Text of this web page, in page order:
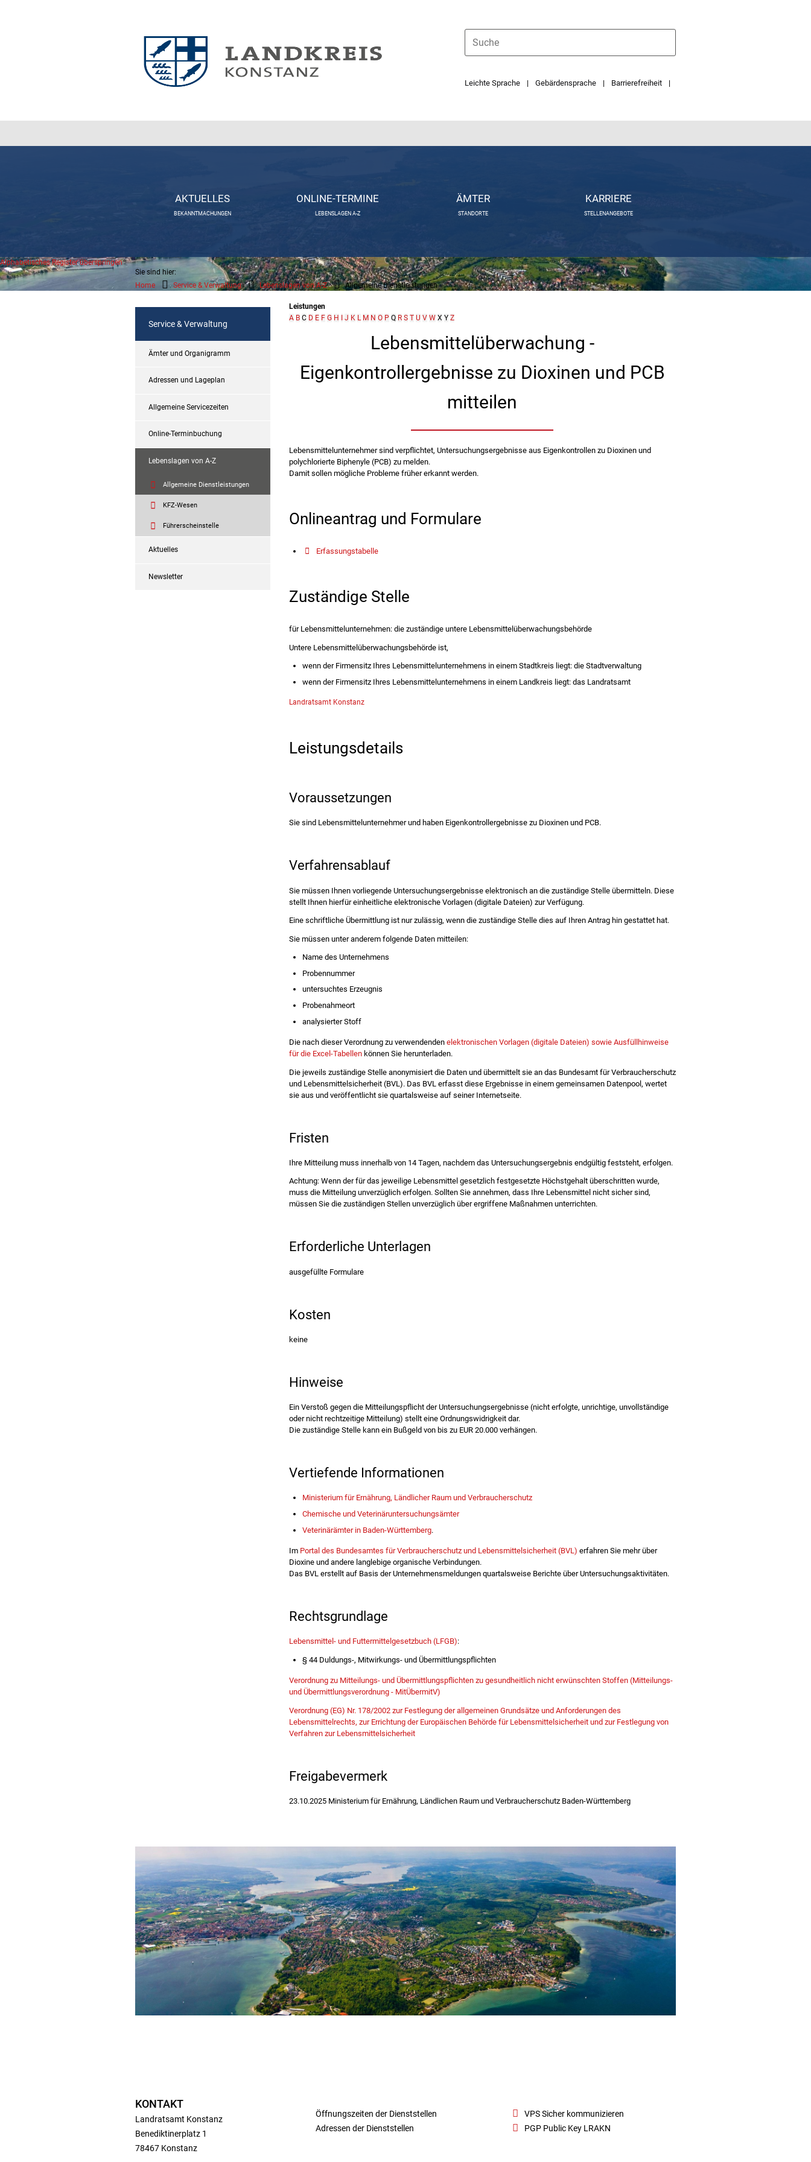
Leichte Sprache Gebärdensprache Barrierefreiheit
AKTUELLES
BEKANNTMACHUNGEN
ONLINE-TERMINE
LEBENSLAGEN A-Z
ÄMTER
STANDORTE
KARRIERE
STELLENANGEBOTE
Sie sind hier:
Home
Service & Verwaltung Lebenslagen von A-Z Allgemeine Dienstleistungen
Service & Verwaltung
Ämter und Organigramm
Adressen und Lageplan
Allgemeine Servicezeiten
Online-Terminbuchung
Lebenslagen von A-Z
Allgemeine Dienstleistungen
KFZ-Wesen
Führerscheinstelle
Aktuelles
Newsletter
Leistungen
Alphabetisches Register überspringen
A B C D E F G H I J K L M N O P Q R S T U V W X Y Z
Lebensmittelüberwachung -
Eigenkontrollergebnisse zu Dioxinen und PCB
mitteilen
Lebensmittelunternehmer sind verpflichtet, Untersuchungsergebnisse aus Eigenkontrollen zu Dioxinen und
polychlorierte Biphenyle (PCB) zu melden.
Damit sollen mögliche Probleme früher erkannt werden.
Onlineantrag und Formulare
Erfassungstabelle
Zuständige Stelle
für Lebensmittelunternehmen: die zuständige untere Lebensmittelüberwachungsbehörde
Untere Lebensmittelüberwachungsbehörde ist,
wenn der Firmensitz Ihres Lebensmittelunternehmens in einem Stadtkreis liegt: die Stadtverwaltung
wenn der Firmensitz Ihres Lebensmittelunternehmens in einem Landkreis liegt: das Landratsamt
Landratsamt Konstanz
Leistungsdetails
Voraussetzungen
Sie sind Lebensmittelunternehmer und haben Eigenkontrollergebnisse zu Dioxinen und PCB.
Verfahrensablauf
Sie müssen Ihnen vorliegende Untersuchungsergebnisse elektronisch an die zuständige Stelle übermitteln. Diese
stellt Ihnen hierfür einheitliche elektronische Vorlagen (digitale Dateien) zur Verfügung.
Eine schriftliche Übermittlung ist nur zulässig, wenn die zuständige Stelle dies auf Ihren Antrag hin gestattet hat.
Sie müssen unter anderem folgende Daten mitteilen:
Name des Unternehmens
Probennummer
untersuchtes Erzeugnis
Probenahmeort
analysierter Stoff
Die nach dieser Verordnung zu verwendenden elektronischen Vorlagen (digitale Dateien) sowie Ausfüllhinweise
für die Excel-Tabellenkönnen Sie herunterladen.
Die jeweils zuständige Stelle anonymisiert die Daten und übermittelt sie an das Bundesamt für Verbraucherschutz
und Lebensmittelsicherheit (BVL). Das BVL erfasst diese Ergebnisse in einem gemeinsamen Datenpool, wertet
sie aus und veröffentlicht sie quartalsweise auf seiner Internetseite.
Fristen
Ihre Mitteilung muss innerhalb von 14 Tagen, nachdem das Untersuchungsergebnis endgültig feststeht, erfolgen.
Achtung: Wenn der für das jeweilige Lebensmittel gesetzlich festgesetzte Höchstgehalt überschritten wurde,
muss die Mitteilung unverzüglich erfolgen. Sollten Sie annehmen, dass Ihre Lebensmittel nicht sicher sind,
müssen Sie die zuständigen Stellen unverzüglich über ergriffene Maßnahmen unterrichten.
Erforderliche Unterlagen
ausgefüllte Formulare
Kosten
keine
Hinweise
Ein Verstoß gegen die Mitteilungspflicht der Untersuchungsergebnisse (nicht erfolgte, unrichtige, unvollständige
oder nicht rechtzeitige Mitteilung) stellt eine Ordnungswidrigkeit dar.
Die zuständige Stelle kann ein Bußgeld von bis zu EUR 20.000 verhängen.
Vertiefende Informationen
Ministerium für Ernährung, Ländlicher Raum und Verbraucherschutz
Chemische und Veterinäruntersuchungsämter
Veterinärämter in Baden-Württemberg.
Im Portal des Bundesamtes für Verbraucherschutz und Lebensmittelsicherheit (BVL) erfahren Sie mehr über
Dioxine und andere langlebige organische Verbindungen.
Das BVL erstellt auf Basis der Unternehmensmeldungen quartalsweise Berichte über Untersuchungsaktivitäten.
Rechtsgrundlage
Lebensmittel- und Futtermittelgesetzbuch (LFGB):
§ 44 Duldungs-, Mitwirkungs- und Übermittlungspflichten
Verordnung zu Mitteilungs- und Übermittlungspflichten zu gesundheitlich nicht erwünschten Stoffen (Mitteilungs-
und Übermittlungsverordnung - MitÜbermitV)
Verordnung (EG) Nr. 178/2002 zur Festlegung der allgemeinen Grundsätze und Anforderungen des
Lebensmittelrechts, zur Errichtung der Europäischen Behörde für Lebensmittelsicherheit und zur Festlegung von
Verfahren zur Lebensmittelsicherheit
Freigabevermerk
23.10.2025 Ministerium für Ernährung, Ländlichen Raum und Verbraucherschutz Baden-Württemberg
KONTAKT
Landratsamt Konstanz
Benediktinerplatz 1
78467 Konstanz
Öffnungszeiten der Dienststellen
Adressen der Dienststellen
VPS Sicher kommunizieren
PGP Public Key LRAKN